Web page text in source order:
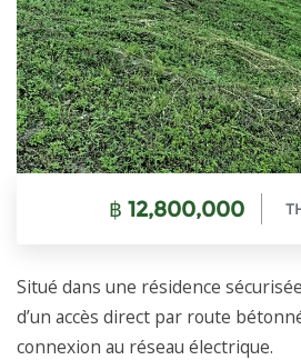
฿ 12,800,000
Situé dans une résidence
d’un accès direct par route
connexion au réseau électrique.